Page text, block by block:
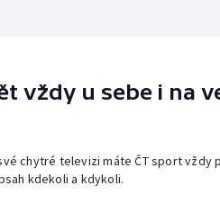
vždy u sebe i na
chytré televizi máte ČT sport vždy
kdekoli a kdykoli.